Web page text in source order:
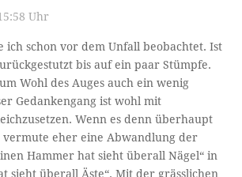
Uhr
ich schon vor dem Unfall beobachtet. Ist
bis auf ein paar Stümpfe.
Wohl des Auges auch ein wenig
Gedankengang ist wohl mit
Wenn es denn überhaupt
vermute eher eine Abwandlung der
Hammer hat sieht überall Nägel“ in
sieht überall Äste“. Mit der grässlichen